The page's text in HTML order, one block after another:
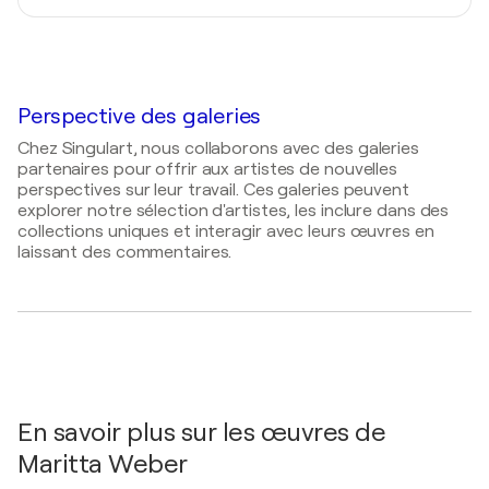
Museumsnacht) - Kassel, Allemagne
Allemagne
2013
green. vert. verde / domaine gallery - Kassel,
Allemagne
2005
hidden layers/verborgene schichten / Packhof -
Allemagne
2000
Perspective des galeries
Chez Singulart, nous collaborons avec des galeries
partenaires pour offrir aux artistes de nouvelles
perspectives sur leur travail. Ces galeries peuvent
explorer notre sélection d'artistes, les inclure dans des
collections uniques et interagir avec leurs œuvres en
laissant des commentaires.
En savoir plus sur les œuvres de
Maritta Weber